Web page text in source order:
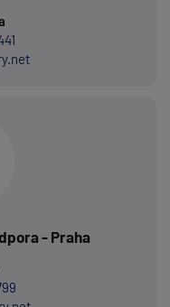
- Praha